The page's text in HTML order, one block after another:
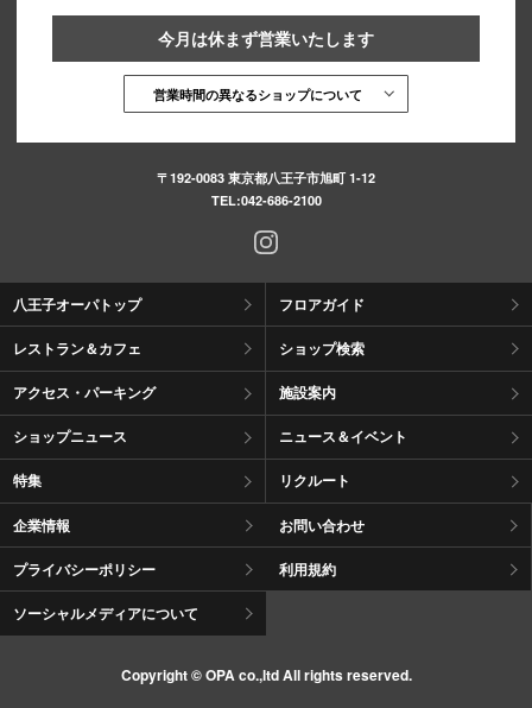
今月は休まず営業いたします
営業時間の異なるショップについて
〒192-0083 東京都八王子市旭町 1-12
TEL:042-686-2100
八王子オーパトップ フロアガイド
レストラン＆カフェ ショップ検索
アクセス・パーキング 施設案内
ショップニュース ニュース＆イベント
特集 リクルート
企業情報 お問い合わせ
プライバシーポリシー 利用規約
ソーシャルメディアについて
Copyright © OPA co.,ltd All rights reserved.